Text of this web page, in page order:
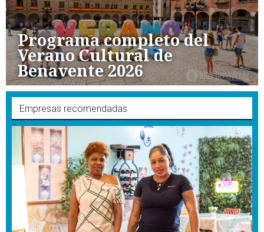
Programa completo del
Verano Cultural de
Benavente 2026
Empresas recomendadas